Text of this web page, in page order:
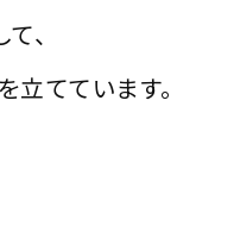
、
てています。